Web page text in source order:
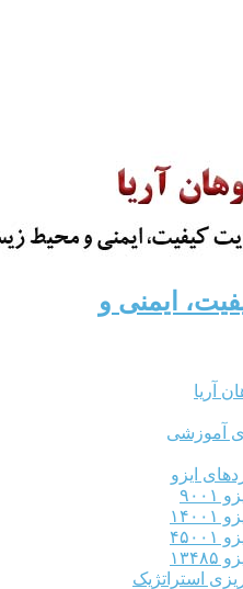
ایمنی و
آریا
آموزشی
ایزو
استراتژیک